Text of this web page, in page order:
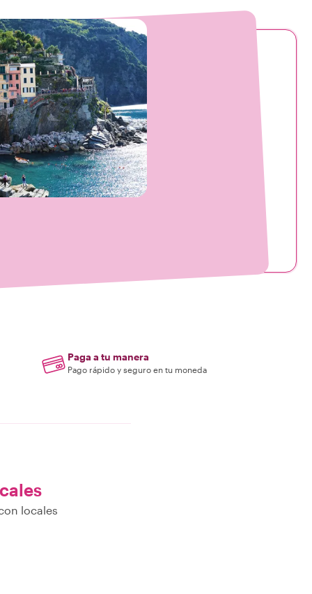
Paga a tu manera
Pago rápido y seguro en tu moneda
locales